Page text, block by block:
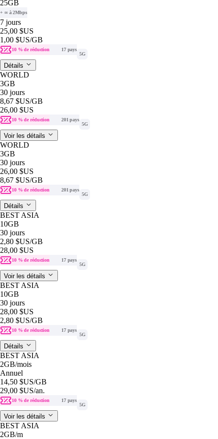
25GB
+ ∞ à 2Mbps
7 jours
25,00 $US
1,00 $US/GB
10 % de réduction
17 pays
5G
Détails
WORLD
3GB
30 jours
8,67 $US/GB
26,00 $US
10 % de réduction
201 pays
5G
Voir les détails
WORLD
3GB
30 jours
26,00 $US
8,67 $US/GB
10 % de réduction
201 pays
5G
Détails
BEST ASIA
10GB
30 jours
2,80 $US/GB
28,00 $US
10 % de réduction
17 pays
5G
Voir les détails
BEST ASIA
10GB
30 jours
28,00 $US
2,80 $US/GB
10 % de réduction
17 pays
5G
Détails
BEST ASIA
2GB/mois
Annuel
14,50 $US/GB
29,00 $US/an.
10 % de réduction
17 pays
5G
Voir les détails
BEST ASIA
2GB/m